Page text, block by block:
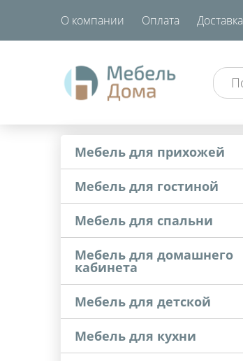
О компании Оплата Доставка
Мебель для прихожей
Мебель для гостиной
Мебель для спальни
Мебель для домашнего
кабинета
Мебель для детской
Мебель для кухни